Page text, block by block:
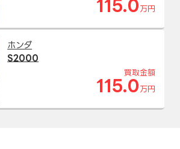
115.0 万円
ホンダ
S2000
買取金額
115.0 万円